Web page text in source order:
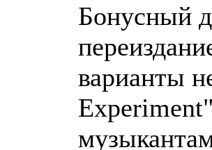
Бонусный
варианты